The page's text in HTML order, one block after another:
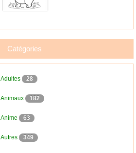
Catégories
Adultes 28
Animaux 182
Anime 63
Autres 349